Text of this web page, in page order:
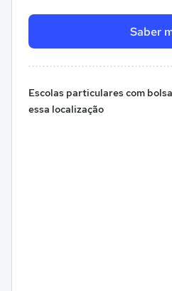
Saber
Escolas particulares com
essa localização